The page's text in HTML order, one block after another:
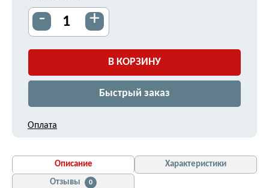
- +
В КОРЗИНУ
Быстрый заказ
Оплата
Описание
Характеристики
Отзывы
0